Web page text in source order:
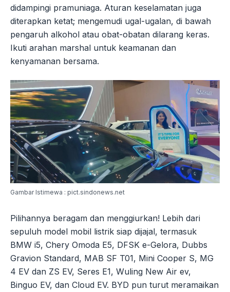
didampingi pramuniaga. Aturan keselamatan juga
diterapkan ketat; mengemudi ugal-ugalan, di bawah
pengaruh alkohol atau obat-obatan dilarang keras.
Ikuti arahan marshal untuk keamanan dan
kenyamanan bersama.
Gambar Istimewa : pict.sindonews.net
Pilihannya beragam dan menggiurkan! Lebih dari
sepuluh model mobil listrik siap dijajal, termasuk
BMW i5, Chery Omoda E5, DFSK e-Gelora, Dubbs
Gravion Standard, MAB SF T01, Mini Cooper S, MG
4 EV dan ZS EV, Seres E1, Wuling New Air ev,
Binguo EV, dan Cloud EV. BYD pun turut meramaikan